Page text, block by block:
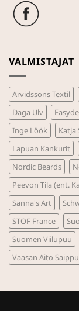
VALMISTAJAT
Arvidssons Textil
Daga Ulv
Inge Löök
Katja
Lapuan Kankurit
Nordic Beards
Peevon Tila (ent.
Sanna's Art
STOF France
Suomen Viilupuu
Vaasan Aito